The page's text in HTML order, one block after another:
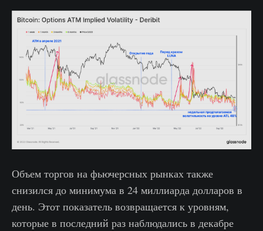
Объем торгов на фьючерсных рынках также
снизился до минимума в 24 миллиарда долларов в
день. Этот показатель возвращается к уровням,
которые в последний раз наблюдались в декабре